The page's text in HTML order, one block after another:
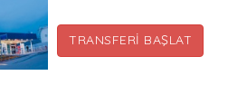
TRANSFERI BAŞLAT